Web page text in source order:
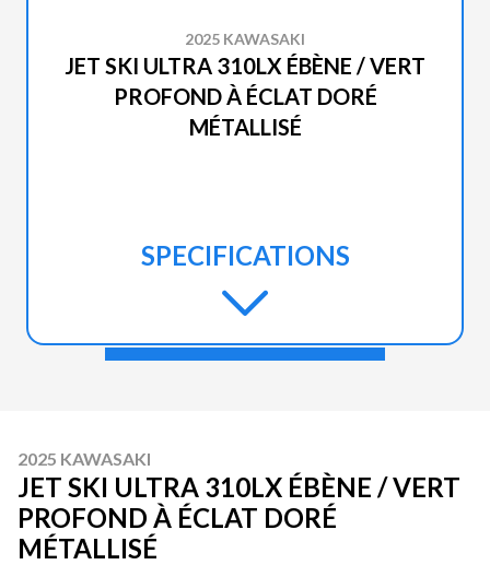
2025 KAWASAKI
JET SKI ULTRA 310LX ÉBÈNE / VERT
PROFOND À ÉCLAT DORÉ
MÉTALLISÉ
SPECIFICATIONS
2025 KAWASAKI
JET SKI ULTRA 310LX ÉBÈNE / VERT
PROFOND À ÉCLAT DORÉ
MÉTALLISÉ